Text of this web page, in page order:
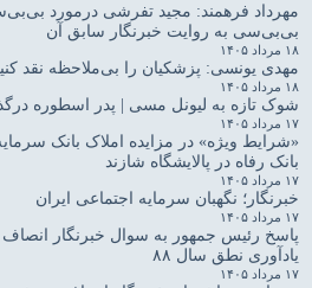
مهرداد فرهمند: مجید تفرشی درمورد
بی‌بی‌سی به روایت خبرنگار سابق آن
۱۸ مرداد ۱۴۰۵
مهدی یونسی: پزشکیان را بی‌ملاحظه نقد
۱۸ مرداد ۱۴۰۵
شوک تازه به لیونل مسی | پدر اسطوره
۱۷ مرداد ۱۴۰۵
«شرایط ویژه» در مزایده املاک بانک
بانک رفاه در پالایشگاه شازند
۱۷ مرداد ۱۴۰۵
خبرنگار؛ نگهبان سرمایه اجتماعی ایران
۱۷ مرداد ۱۴۰۵
یادآوری نطق سال ۸۸
۱۷ مرداد ۱۴۰۵